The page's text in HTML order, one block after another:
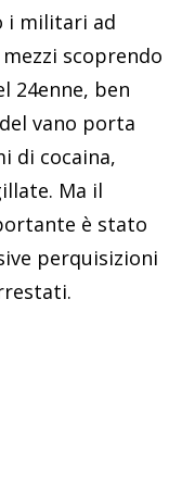
i militari ad
scoprendo
24enne, ben
vano porta
di cocaina,
Ma il
è stato
perquisizioni